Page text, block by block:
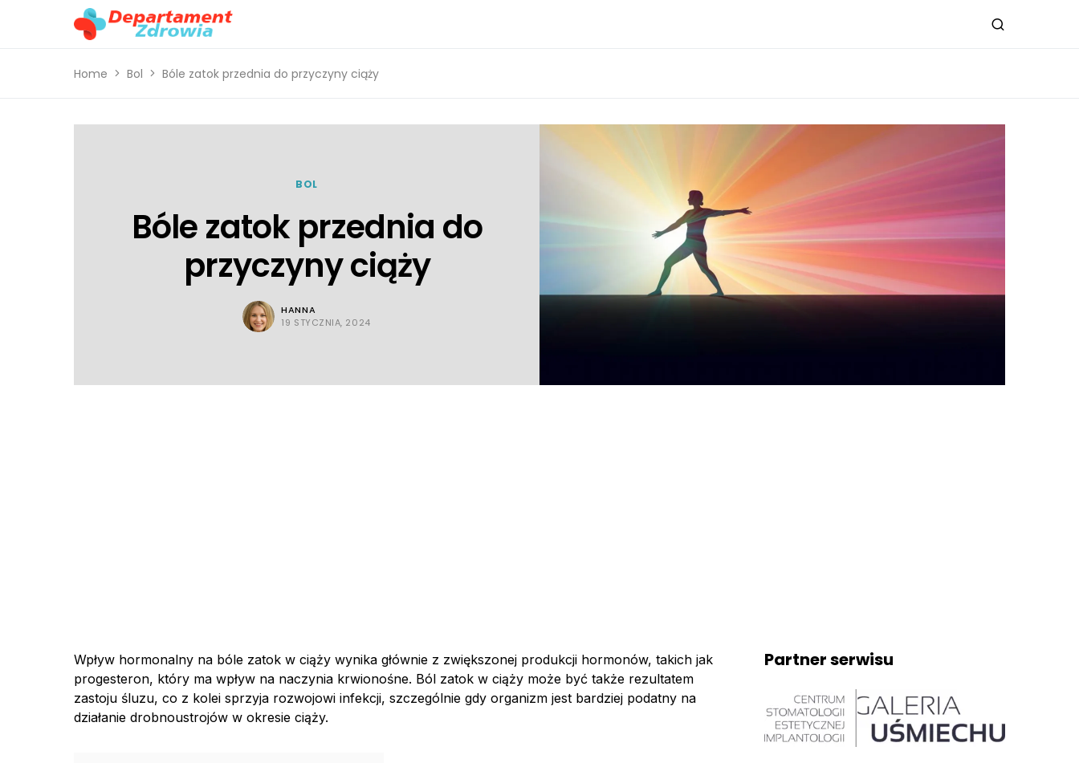
Home Bol Bóle zatok przednia do przyczyny ciąży
BOL
Bóle zatok przednia do
przyczyny ciąży
HANNA
19 STYCZNIA, 2024
Wpływ hormonalny na bóle zatok w ciąży wynika głównie z zwiększonej produkcji hormonów, takich jak
progesteron, który ma wpływ na naczynia krwionośne. Ból zatok w ciąży może być także rezultatem
zastoju śluzu, co z kolei sprzyja rozwojowi infekcji, szczególnie gdy organizm jest bardziej podatny na
działanie drobnoustrojów w okresie ciąży.
Partner serwisu